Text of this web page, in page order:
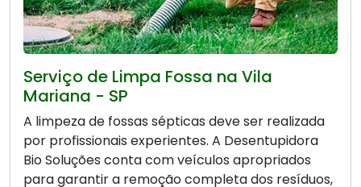
Serviço de Limpa Fossa na Vila
Mariana - SP
A limpeza de fossas sépticas deve ser realizada
por profissionais experientes. A Desentupidora
Bio Soluções conta com veículos apropriados
para garantir a remoção completa dos resíduos,